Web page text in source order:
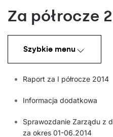
Za półrocze
Szybkie menu
Raport za I półrocze 2014
Informacja dodatkowa
Sprawozdanie Zarządu z
za okres 01-06.2014